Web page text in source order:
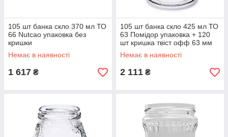
105 шт банка скло 370 мл ТО
66 Nutcao упаковка без
кришки
Немає в наявності
1 617 ₴
105 шт банка скло 425 мл ТО
63 Помідор упаковка + 120
шт кришка твіст офф 63 мм
на вибір
Немає в наявності
2 111 ₴